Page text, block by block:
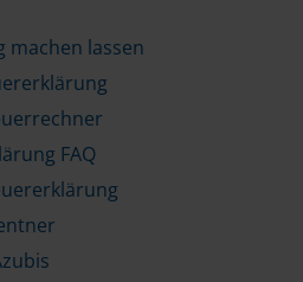
machen lassen
FAQ